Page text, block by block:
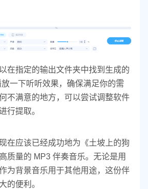
在指定的输出文件夹中找到生成的
一下听听效果，确保满足你的需
不满意的地方，可以尝试调整软件
行提取。
在应该已经成功地为《土坡上的狗
质量的 MP3 伴奏音乐。无论是用
为背景音乐用于其他用途，这份伴
的便利。